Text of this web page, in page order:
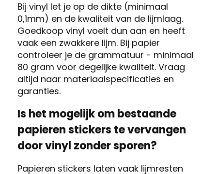
Bij vinyl let je op de dikte (minimaal
0,1mm) en de kwaliteit van de lijmlaag.
Goedkoop vinyl voelt dun aan en heeft
vaak een zwakkere lijm. Bij papier
controleer je de grammatuur - minimaal
80 gram voor degelijke kwaliteit. Vraag
altijd naar materiaalspecificaties en
garanties.
Is het mogelijk om bestaande
papieren stickers te vervangen
door vinyl zonder sporen?
Papieren stickers laten vaak lijmresten